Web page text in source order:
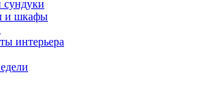
и шкафы
интерьера